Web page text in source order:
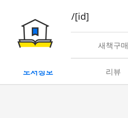
book/rent/[id]
대여 새책구매
도서정보 리뷰